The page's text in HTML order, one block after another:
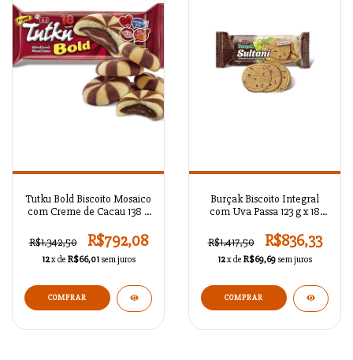
Tutku Bold Biscoito Mosaico
com Creme de Cacau 138 g
R$1.342,50
R$792,08
12x de R$66,01 sem juros
Burçak Biscoito Integral
com Uva Passa 123 g x 18
R$1.417,50
R$836,33
12x de R$69,69 sem juros